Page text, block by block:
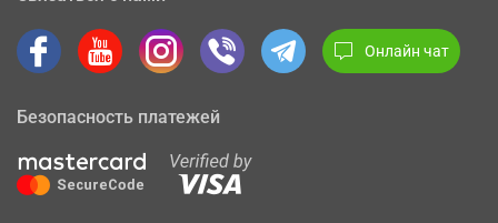
Онлайн чат
Безопасность платежей